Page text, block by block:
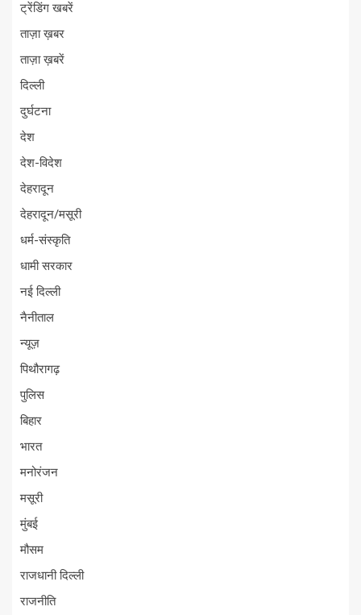
ट्रेंडिंग खबरें
ताज़ा ख़बर
ताज़ा ख़बरें
दिल्ली
दुर्घटना
देश
देश-विदेश
देहरादून
देहरादून/मसूरी
धर्म-संस्कृति
धामी सरकार
नई दिल्ली
नैनीताल
न्यूज़
पिथौरागढ़
पुलिस
बिहार
भारत
मनोरंजन
मसूरी
मुंबई
मौसम
राजधानी दिल्ली
राजनीति